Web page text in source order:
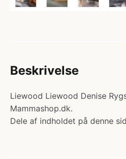
Beskrivelse
Liewood Liewood Denise
Mammashop.dk.
Dele af indholdet på denne